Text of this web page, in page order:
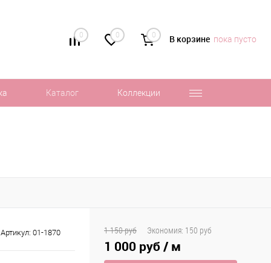
0 0 0 В корзине пока пусто
Каталог Коллекции
Артикул: 01-1870 1 150 руб Экономия: 150 руб
1 000 руб/ м